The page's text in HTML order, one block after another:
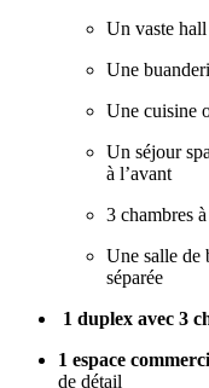
Un vaste
Une
Une cuisine
Un séjour
à l’avant
3 chambres
Une salle de
séparée
1 duplex avec 3
1 espace
de détail